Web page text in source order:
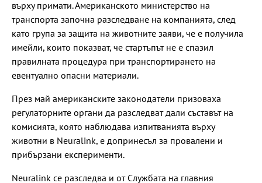
върху примати. Американското министерство на
транспорта започна разследване на компанията, след
като група за защита на животните заяви, че е получила
имейли, които показват, че стартъпът не е спазил
правилната процедура при транспортирането на
евентуално опасни материали.
През май американските законодатели призоваха
регулаторните органи да разследват дали съставът на
комисията, която наблюдава изпитванията върху
животни в Neuralink, е допринесъл за провалени и
прибързани експерименти.
Neuralink се разследва и от Службата на главния